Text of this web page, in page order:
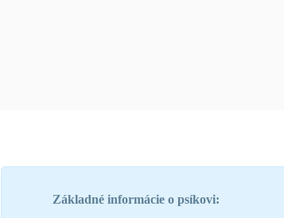
Základné informácie o psíkovi: